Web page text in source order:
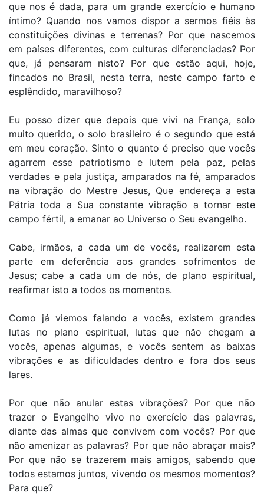
que nos é dada, para um grande exercício e humano
íntimo? Quando nos vamos dispor a sermos fiéis às
constituições divinas e terrenas? Por que nascemos
em países diferentes, com culturas diferenciadas? Por
que, já pensaram nisto? Por que estão aqui, hoje,
fincados no Brasil, nesta terra, neste campo farto e
esplêndido, maravilhoso?
Eu posso dizer que depois que vivi na França, solo
muito querido, o solo brasileiro é o segundo que está
em meu coração. Sinto o quanto é preciso que vocês
agarrem esse patriotismo e lutem pela paz, pelas
verdades e pela justiça, amparados na fé, amparados
na vibração do Mestre Jesus, Que endereça a esta
Pátria toda a Sua constante vibração a tornar este
campo fértil, a emanar ao Universo o Seu evangelho.
Cabe, irmãos, a cada um de vocês, realizarem esta
parte em deferência aos grandes sofrimentos de
Jesus; cabe a cada um de nós, de plano espiritual,
reafirmar isto a todos os momentos.
Como já viemos falando a vocês, existem grandes
lutas no plano espiritual, lutas que não chegam a
vocês, apenas algumas, e vocês sentem as baixas
vibrações e as dificuldades dentro e fora dos seus
lares.
Por que não anular estas vibrações? Por que não
trazer o Evangelho vivo no exercício das palavras,
diante das almas que convivem com vocês? Por que
não amenizar as palavras? Por que não abraçar mais?
Por que não se trazerem mais amigos, sabendo que
todos estamos juntos, vivendo os mesmos momentos?
Para que?